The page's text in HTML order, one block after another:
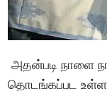
அதன்படி நாளை
தொடங்கப்பட